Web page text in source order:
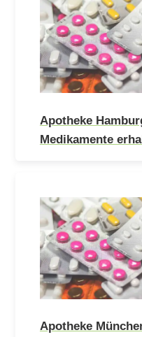
Apotheke
Medikamente
Apotheke